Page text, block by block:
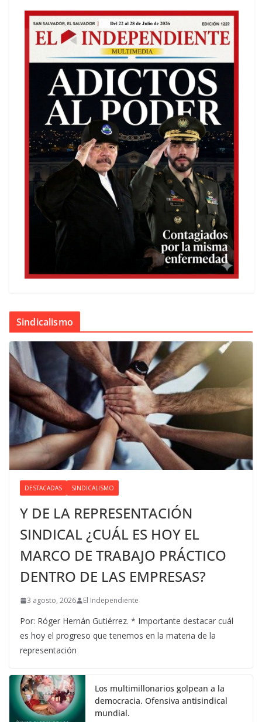
Sindicalismo
DESTACADAS SINDICALISMO
Y DE LA REPRESENTACIÓN
SINDICAL ¿CUÁL ES HOY EL
MARCO DE TRABAJO PRÁCTICO
DENTRO DE LAS EMPRESAS?
3 agosto, 2026 El Independiente
Por: Róger Hernán Gutiérrez. * Importante destacar cuál
es hoy el progreso que tenemos en la materia de la
representación
Los multimillonarios golpean a la
democracia. Ofensiva antisindical
mundial.